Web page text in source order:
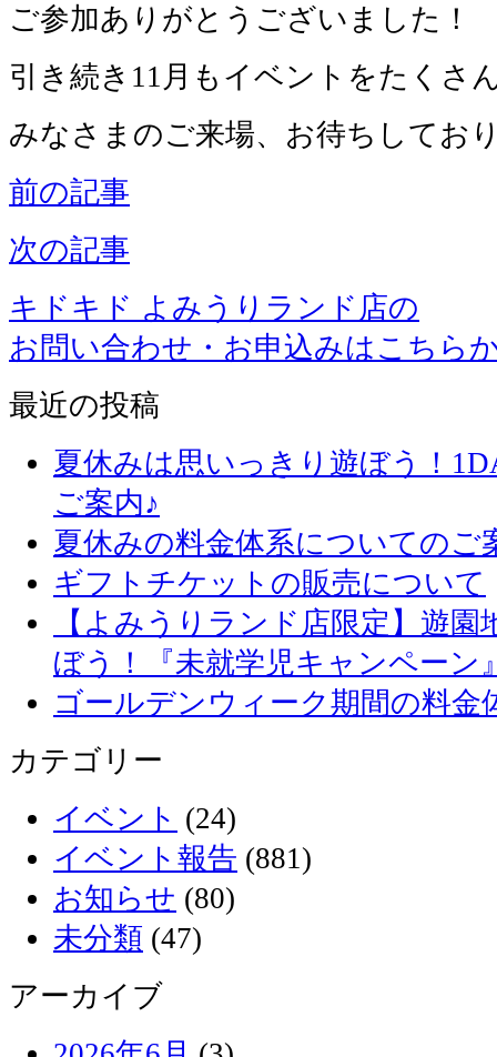
ご参加ありがとうございました！
引き続き11月もイベントをたくさ
みなさまのご来場、お待ちしてお
前の記事
次の記事
キドキド よみうりランド店の
お問い合わせ・お申込みはこちら
最近の投稿
夏休みは思いっきり遊ぼう！
ご案内♪
夏休みの料金体系についてのご
ギフトチケットの販売について
【よみうりランド店限定】遊
ぼう！『未就学児キャンペーン
ゴールデンウィーク期間の料金
カテゴリー
イベント (24)
イベント報告 (881)
お知らせ (80)
未分類 (47)
アーカイブ